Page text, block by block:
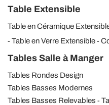
Table Extensible
Table en Céramique
Table en Verre Extensible
Tables Salle à Manger
Tables Rondes Design
Tables Basses Modernes
Tables Basses Relevables